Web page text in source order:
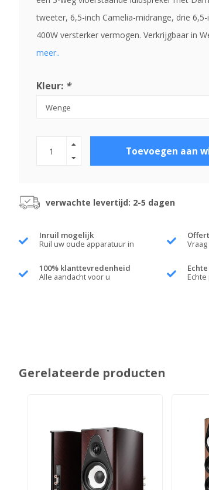
tweeter, 6,5-inch Camelia-midrange, drie
400W versterker vermogen. Verkrijgbaar in
meer..
Kleur: *
Toevoegen aan
verwachte levertijd: 2-5 dagen
Inruil mogelijk
Ruil uw oude apparatuur in Vraag
100% klanttevredenheid
Alle aandacht voor u
Gerelateerde producten